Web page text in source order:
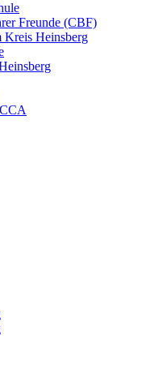
Freunde (CBF)
Heinsberg